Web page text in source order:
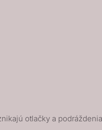
otlačky a